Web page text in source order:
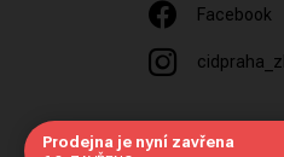
Facebook
Prodejna je nyní zavřena